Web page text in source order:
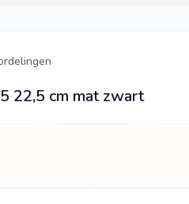
22,5 cm mat zwart